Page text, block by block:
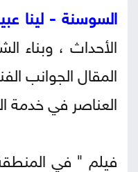
السوسنة - لينا
الأحداث ، وبناء
المقال الجوانب
العناصر في خدمة
فيلم " في